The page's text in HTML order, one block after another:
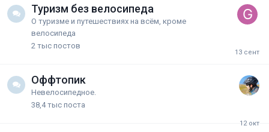
Туризм без велосипеда
О туризме и путешествиях на всём, кроме
велосипеда
2 тыс постов
Оффтопик
Невелосипедное.
38,4 тыс поста